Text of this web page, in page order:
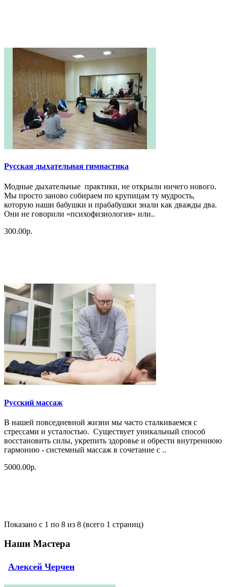
Русская дыхательная гимнастика
Модные дыхательные практики, не открыли ничего нового.
Мы просто заново собираем по крупицам ту мудрость,
которую наши бабушки и прабабушки знали как дважды два.
Они не говорили «психофизиология» или..
300.00р.
Русский массаж
В нашей повседневной жизни мы часто сталкиваемся с
стрессами и усталостью. Существует уникальный способ
восстановить силы, укрепить здоровье и обрести внутреннюю
гармонию - системный массаж в сочетание с ..
5000.00р.
Показано с 1 по 8 из 8 (всего 1 страниц)
Наши Мастера
Алексей Черчен